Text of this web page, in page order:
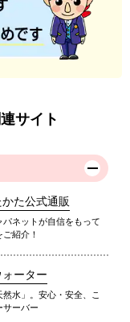
サイト
た公式通販
ネットが自信をもって
紹介！
ーター
然水」。安心・安全、こ
サーバー